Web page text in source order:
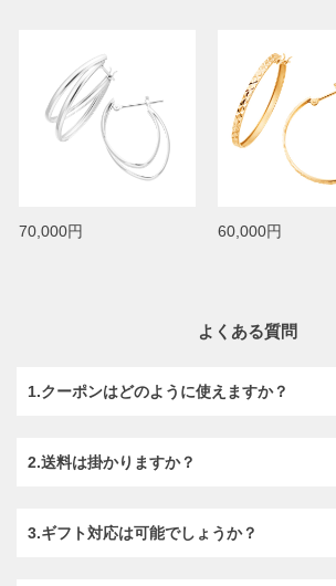
70,000円 60,000円
よくある質問
1.クーポンはどのように使えますか？
2.送料は掛かりますか？
3.ギフト対応は可能でしょうか？